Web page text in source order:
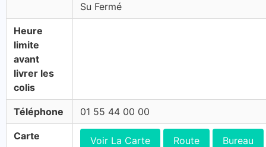
Su Fermé
Heure
limite
avant
livrer les
colis
Téléphone 01 55 44 00 00
Carte Voir La Carte Route Bureau